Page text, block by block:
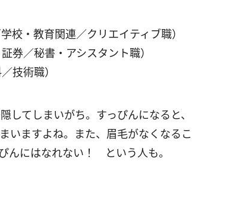
校・教育関連／クリエイティブ職）
券／秘書・アシスタント職）
技術職）
てしまいがち。すっぴんになると、
いますよね。また、眉毛がなくなるこ
んにはなれない！ という人も。